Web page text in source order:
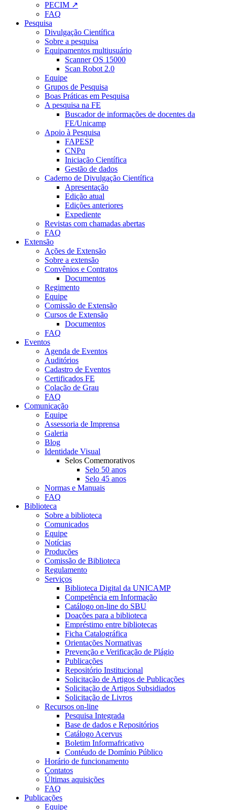
PECIM ↗
FAQ
Pesquisa
Divulgação Científica
Sobre a pesquisa
Equipamentos multiusuário
Scanner OS 15000
Scan Robot 2.0
Equipe
Grupos de Pesquisa
Boas Práticas em Pesquisa
A pesquisa na FE
Buscador de informações de docentes da
FE/Unicamp
Apoio à Pesquisa
FAPESP
CNPq
Iniciação Científica
Gestão de dados
Caderno de Divulgação Científica
Apresentação
Edição atual
Edições anteriores
Expediente
Revistas com chamadas abertas
FAQ
Extensão
Ações de Extensão
Sobre a extensão
Convênios e Contratos
Documentos
Regimento
Equipe
Comissão de Extensão
Cursos de Extensão
Documentos
FAQ
Eventos
Agenda de Eventos
Auditórios
Cadastro de Eventos
Certificados FE
Colação de Grau
FAQ
Comunicação
Equipe
Assessoria de Imprensa
Galeria
Blog
Identidade Visual
Selos Comemorativos
Selo 50 anos
Selo 45 anos
Normas e Manuais
FAQ
Biblioteca
Sobre a biblioteca
Comunicados
Equipe
Notícias
Produções
Comissão de Biblioteca
Regulamento
Serviços
Biblioteca Digital da UNICAMP
Competência em Informação
Catálogo on-line do SBU
Doações para a biblioteca
Empréstimo entre bibliotecas
Ficha Catalográfica
Orientações Normativas
Prevenção e Verificação de Plágio
Publicações
Repositório Institucional
Solicitação de Artigos de Publicações
Solicitação de Artigos Subsidiados
Solicitação de Livros
Recursos on-line
Pesquisa Integrada
Base de dados e Repositórios
Catálogo Acervus
Boletim Informafricativo
Contéudo de Domínio Público
Horário de funcionamento
Contatos
Últimas aquisições
FAQ
Publicações
Equipe